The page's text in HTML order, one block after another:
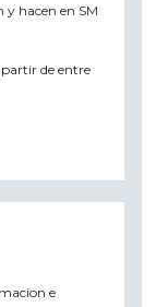
y hacen en SM
de entre
e